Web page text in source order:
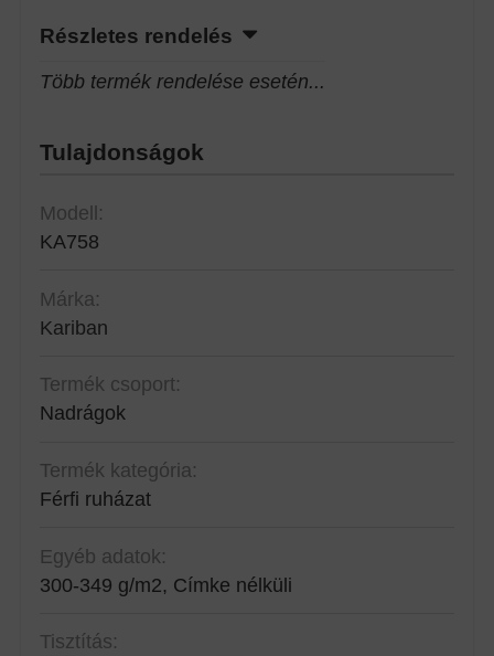
Részletes rendelés
Több termék rendelése esetén...
Tulajdonságok
Modell:
KA758
Márka:
Kariban
Termék csoport:
Nadrágok
Termék kategória:
Férfi ruházat
Egyéb adatok:
300-349 g/m2, Címke nélküli
Tisztítás: